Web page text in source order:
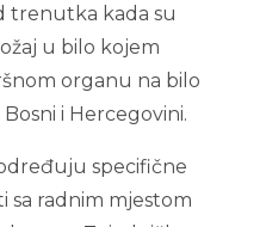
trenutka kada su
u bilo kojem
organu na bilo
i Hercegovini.
specifične
sa radnim mjestom